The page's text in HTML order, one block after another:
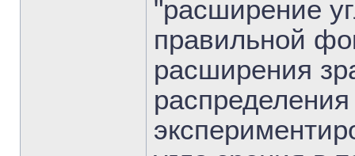
"расширение
правильной
расширения